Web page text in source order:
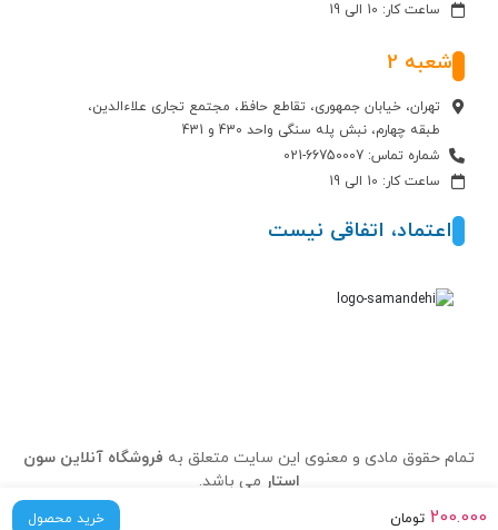
ساعت کار: 10 الی 19
شعبه 2
تهران، خیابان جمهوری، تقاطع حافظ، مجتمع تجاری علاءالدین،
طبقه چهارم، نبش پله سنگی واحد 430 و 431
شماره تماس: 66750007-021
ساعت کار: 10 الی 19
اعتماد، اتفاقی نیست
تمام حقوق مادی و معنوی این سایت متعلق به فروشگاه آنلاین سون
استار می باشد.
تومان200.000 خرید محصول